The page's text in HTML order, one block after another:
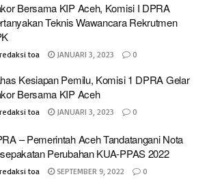
Bersama KIP Aceh, Komisi I DPRA
Teknis Wawancara Rekrutmen
redaksi toa JANUARI 3, 2023 0
Kesiapan Pemilu, Komisi 1 DPRA Gelar
Bersama KIP Aceh
redaksi toa JANUARI 3, 2023 0
– Pemerintah Aceh Tandatangani Nota
Perubahan KUA-PPAS 2022
redaksi toa SEPTEMBER 9, 2022 0